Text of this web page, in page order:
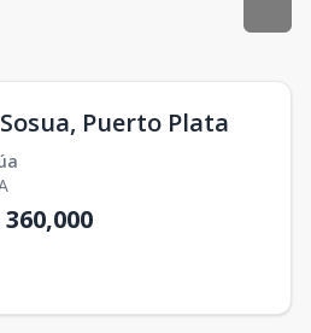
Puerto Plata
360,000